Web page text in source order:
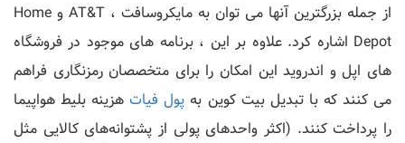
از جمله بزرگترین آنها می توان به مایکروسافت ، AT&T و Home
Depot اشاره کرد. علاوه بر این ، برنامه های موجود در فروشگاه
های اپل و اندروید این امکان را برای متخصصان رمزنگاری فراهم
می کنند که با تبدیل بیت کوین به پول فیات هزینه بلیط هواپیما
را پرداخت کنند. (اکثر واحدهای پولی از پشتوانه‌های کالایی مثل